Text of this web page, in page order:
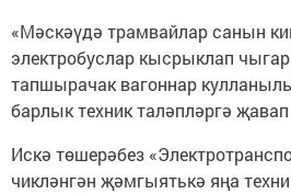
«Мәскәүдә трамвайлар санын
электробуслар кысрыклап
тапшырачак вагоннар
барлык техник таләпләргә
Искә төшерәбез
чикләнгән җәмгыятькә яңа